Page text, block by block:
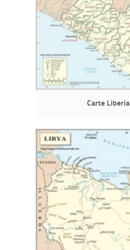
Carte Liberia